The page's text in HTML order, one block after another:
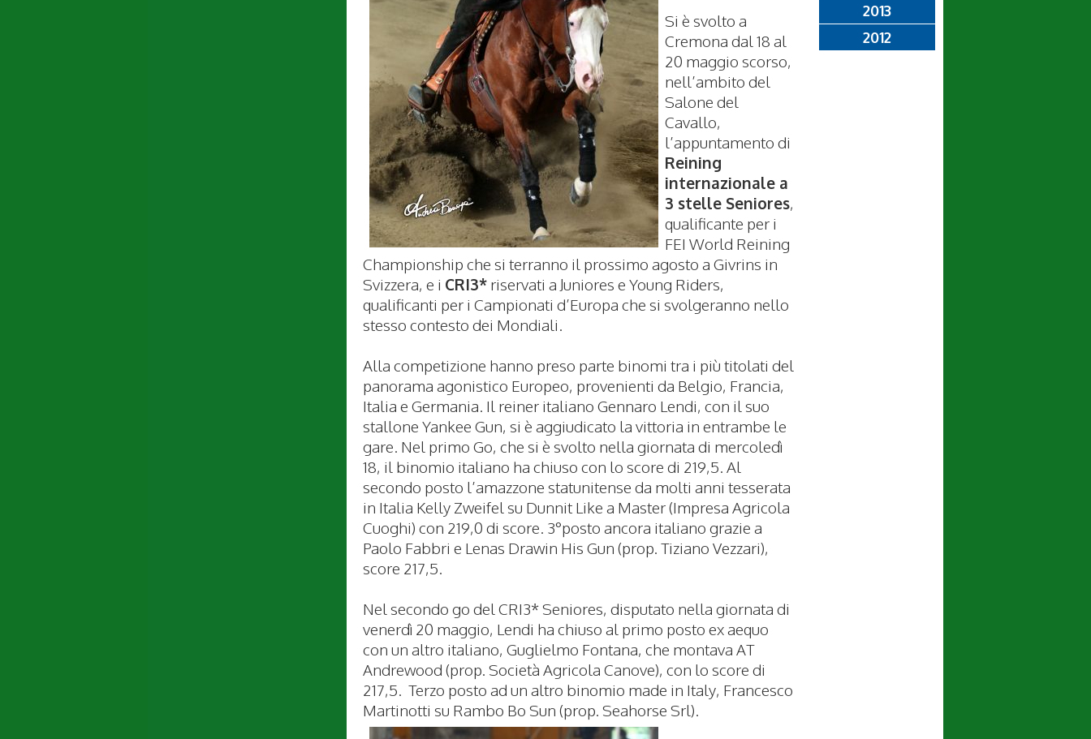
Si è svolto a
Cremona dal 18 al
20 maggio scorso,
nell’ambito del
Salone del
Cavallo,
l’appuntamento di
Reining
internazionale a
3 stelle Seniores,
qualificante per i
FEI World Reining
Championship che si terranno il prossimo agosto a Givrins in
Svizzera, e i CRI3* riservati a Juniores e Young Riders,
qualificanti per i Campionati d’Europa che si svolgeranno nello
stesso contesto dei Mondiali.
Alla competizione hanno preso parte binomi tra i più titolati del
panorama agonistico Europeo, provenienti da Belgio, Francia,
Italia e Germania. Il reiner italiano Gennaro Lendi, con il suo
stallone Yankee Gun, si è aggiudicato la vittoria in entrambe le
gare. Nel primo Go, che si è svolto nella giornata di mercoledì
18, il binomio italiano ha chiuso con lo score di 219,5. Al
secondo posto l’amazzone statunitense da molti anni tesserata
in Italia Kelly Zweifel su Dunnit Like a Master (Impresa Agricola
Cuoghi) con 219,0 di score. 3°posto ancora italiano grazie a
Paolo Fabbri e Lenas Drawin His Gun (prop. Tiziano Vezzari),
score 217,5.
Nel secondo go del CRI3* Seniores, disputato nella giornata di
venerdì 20 maggio, Lendi ha chiuso al primo posto ex aequo
con un altro italiano, Guglielmo Fontana, che montava AT
Andrewood (prop. Società Agricola Canove), con lo score di
217,5. Terzo posto ad un altro binomio made in Italy, Francesco
Martinotti su Rambo Bo Sun (prop. Seahorse Srl).
2013
2012